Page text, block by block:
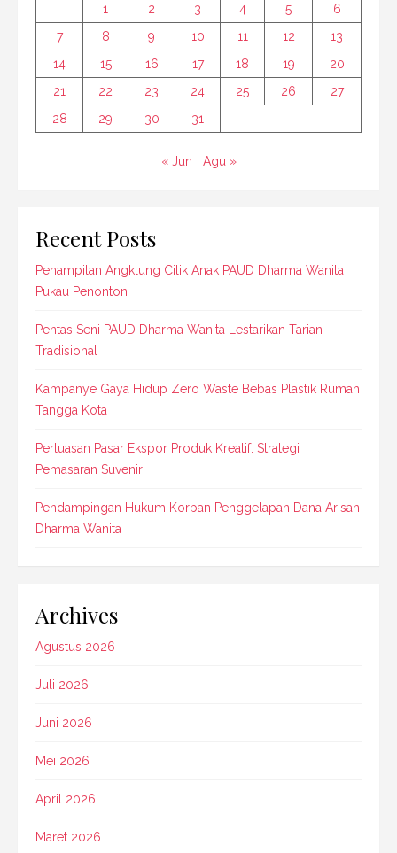
1
2 3 4 5
6
7
8 9 10 11 12
13
14
15 16 17 18 19
20
21
22 23 24 25 26
27
28
29 30 31
« Jun Agu »
Recent Posts
Penampilan Angklung Cilik Anak PAUD Dharma Wanita
Pukau Penonton
Pentas Seni PAUD Dharma Wanita Lestarikan Tarian
Tradisional
Kampanye Gaya Hidup Zero Waste Bebas Plastik Rumah
Tangga Kota
Perluasan Pasar Ekspor Produk Kreatif: Strategi
Pemasaran Suvenir
Pendampingan Hukum Korban Penggelapan Dana Arisan
Dharma Wanita
Archives
Agustus 2026
Juli 2026
Juni 2026
Mei 2026
April 2026
Maret 2026